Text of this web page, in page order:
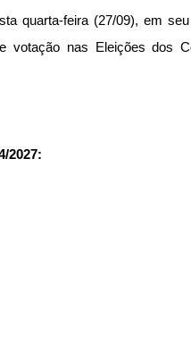
quarta-feira (27/09), em
votação nas Eleições dos
2027: